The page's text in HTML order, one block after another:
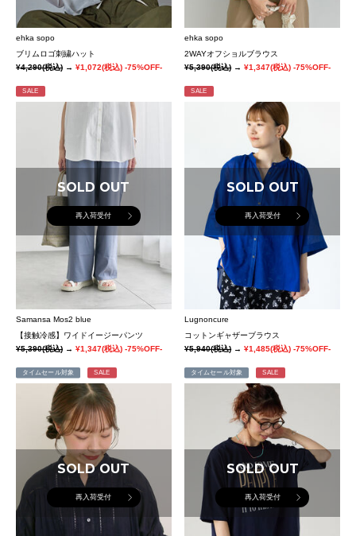
ehka sopo
ブリムロゴ刺繍ハット
¥4,290(税込) → ¥1,072(税込) -75%OFF-
ehka sopo
2WAYオフショルブラウス
¥5,390(税込)→¥1,347(税込) -75%OFF-
SALE
SOLD OUT
再入荷受付
Samansa Mos2 blue
【接触冷感】ワイドイージーパンツ
¥5,390(税込) → ¥1,347(税込) -75%OFF-
SALE
SOLD OUT
再入荷受付
Lugnoncure
コットンギャザーブラウス
¥5,940(税込)→¥1,485(税込) -75%OFF-
タイムセール対象 SALE
SOLD OUT
再入荷受付
タイムセール対象 SALE
SOLD OUT
再入荷受付